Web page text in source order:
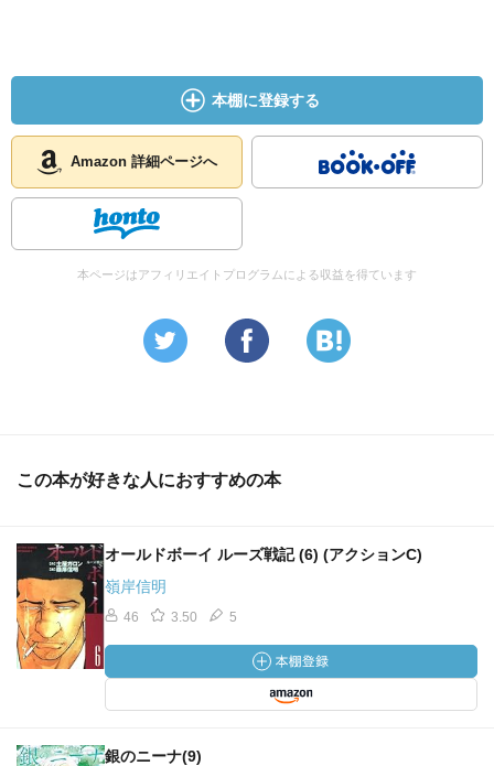
本棚に登録する
Amazon 詳細ページへ
本ページはアフィリエイトプログラムによる収益を得ています
この本が好きな人におすすめの本
オールドボーイ ルーズ戦記 (6) (アクションC)
嶺岸信明
46 3.50 5
銀のニーナ(9)